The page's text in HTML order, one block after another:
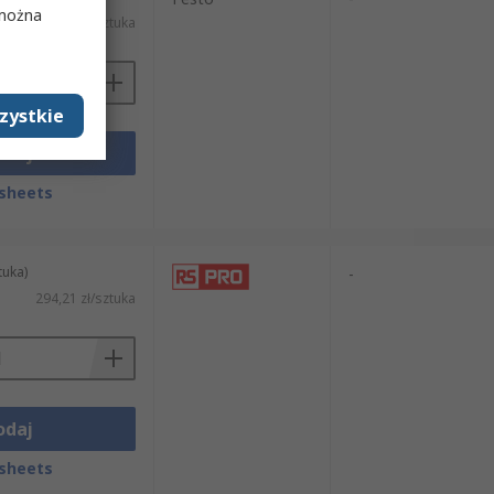
475,47 zł/sztuka
294,21 zł/sztuka
-